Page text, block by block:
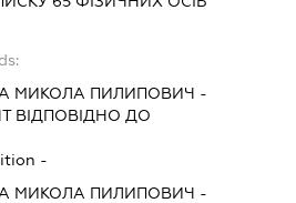
МИКОЛА ПИЛИПОВИЧ -
ВІДПОВІДНО ДО
-
МИКОЛА ПИЛИПОВИЧ -